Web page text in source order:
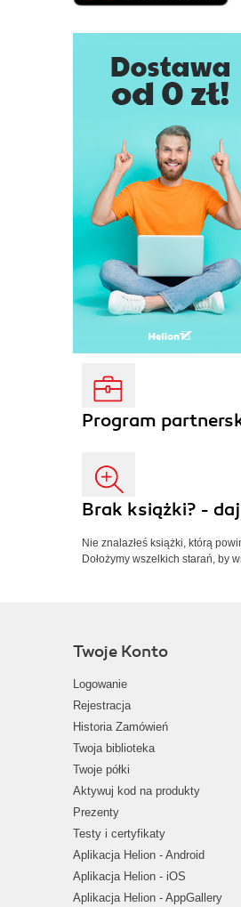
Program
Brak książki? -
Nie znalazłeś książki, którą
Dołożymy wszelkich starań, by
Twoje Konto
Logowanie
Rejestracja
Historia Zamówień
Twoja biblioteka
Twoje półki
Aktywuj kod na produkty
Prezenty
Testy i certyfikaty
Aplikacja Helion - Android
Aplikacja Helion - iOS
Aplikacja Helion - AppGallery